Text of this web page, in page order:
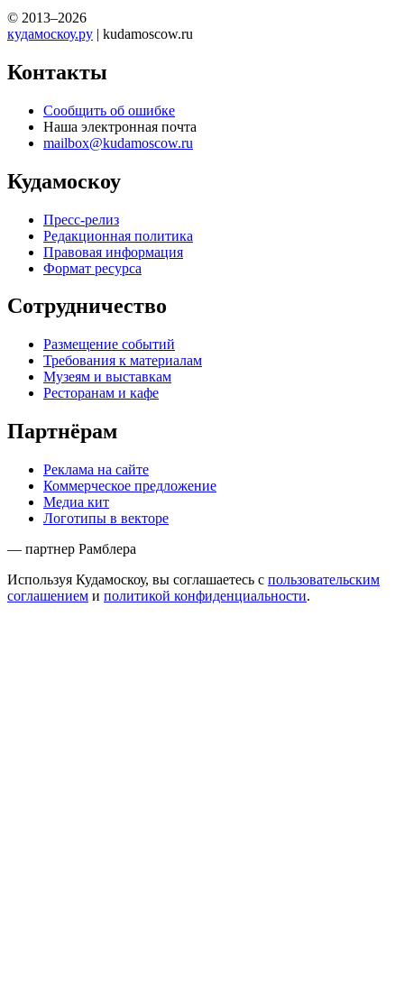
© 2013–2026
кудамоскоу.ру | kudamoscow.ru
Контакты
Сообщить об ошибке
Наша электронная почта
mailbox@kudamoscow.ru
Кудамоскоу
Пресс-релиз
Редакционная политика
Правовая информация
Формат ресурса
Сотрудничество
Размещение событий
Требования к материалам
Музеям и выставкам
Ресторанам и кафе
Партнёрам
Реклама на сайте
Коммерческое предложение
Медиа кит
Логотипы в векторе
— партнер Рамблера
Используя Кудамоскоу, вы соглашаетесь с пользовательским
соглашением и политикой конфиденциальности.